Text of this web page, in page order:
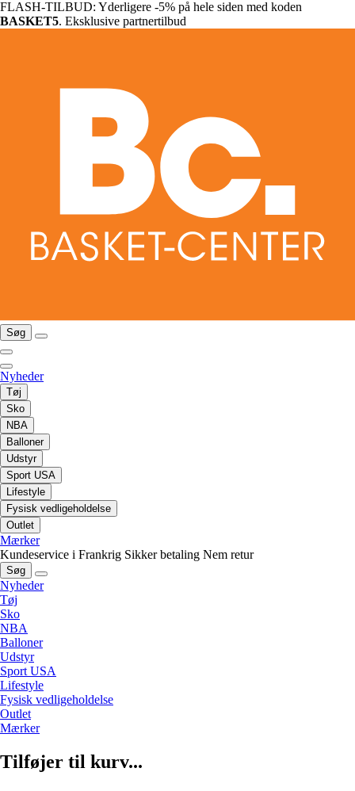
FLASH-TILBUD: Yderligere -5% på hele siden med koden
BASKET5. Eksklusive partnertilbud
Søg
Nyheder
Tøj
Sko
NBA
Balloner
Udstyr
Sport USA
Lifestyle
Fysisk vedligeholdelse
Outlet
Mærker
Kundeservice i Frankrig Sikker betaling Nem retur
Søg
Nyheder
Tøj
Sko
NBA
Balloner
Udstyr
Sport USA
Lifestyle
Fysisk vedligeholdelse
Outlet
Mærker
Tilføjer til kurv...